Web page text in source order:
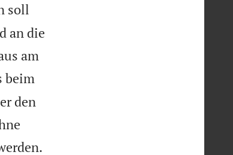
soll
an die
am
beim
den
